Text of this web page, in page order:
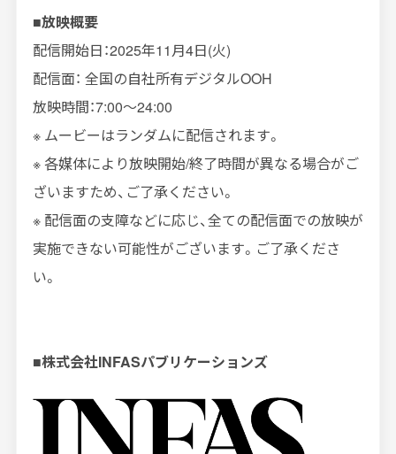
■放映概要
配信開始日：2025年11月4日(火)
配信面： 全国の自社所有デジタルOOH
放映時間：7:00～24:00
※ ムービーはランダムに配信されます。
※ 各媒体により放映開始/終了時間が異なる場合がご
ざいますため、ご了承ください。
※ 配信面の支障などに応じ、全ての配信面での放映が
実施できない可能性がございます。ご了承くださ
い。
■株式会社INFASパブリケーションズ